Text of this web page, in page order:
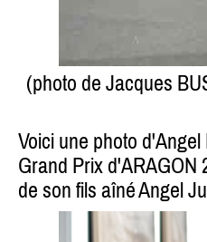
(photo de Jacques
Voici une photo
Grand Prix d'ARAGON
de son fils aîné Angel